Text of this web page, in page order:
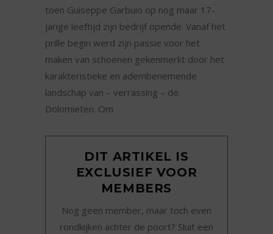
toen Guiseppe Garbuio op nog maar 17-
jarige leeftijd zijn bedrijf opende. Vanaf het
prille begin werd zijn passie voor het
maken van schoenen gekenmerkt door het
karakteristieke en adembenemende
landschap van – verrassing – de
Dolomieten. Om
DIT ARTIKEL IS
EXCLUSIEF VOOR
MEMBERS
Nog geen member, maar toch even
rondkijken achter de poort? Sluit een